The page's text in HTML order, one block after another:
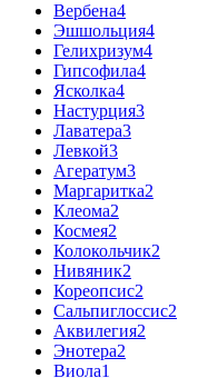
Вербена4
Эшшольция4
Гелихризум4
Гипсофила4
Ясколка4
Настурция3
Лаватера3
Левкой3
Агератум3
Маргаритка2
Клеома2
Космея2
Колокольчик2
Нивяник2
Кореопсис2
Сальпиглоссис2
Аквилегия2
Энотера2
Виола1